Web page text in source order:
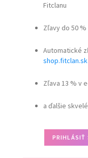
Fitclanu
Zľavy do 50
Automatické
shop.fitclan.sk
Zľava 13 % v
a ďalšie
PRIHLÁSIŤ